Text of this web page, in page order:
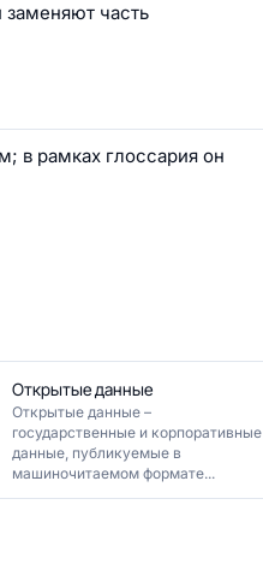
часть
в рамках глоссария он
Открытые данные
Открытые данные –
государственные и корпоративные
данные, публикуемые в
машиночитаемом формате...